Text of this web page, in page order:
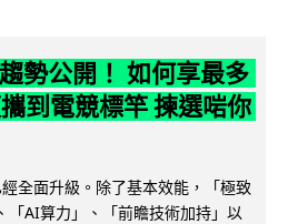
勢公開！ 如何享最多
到電競標竿 揀選啱你
全面升級。除了基本效能，「極致
「AI算力」、「前瞻技術加持」以